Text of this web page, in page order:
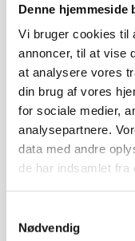
Denne hjemmeside
Vi bruger cookies til
annoncer, til at vise
at analysere vores
din brug af vores
for sociale medier,
analysepartnere.
data med andre
de har indsamlet fra
Nødvendig
fra børnehave til
"Der er mange
børnehaven er
vuggestuen. Især
skifte ble.
pædagoger i
drenge er særligt
vuggestuen